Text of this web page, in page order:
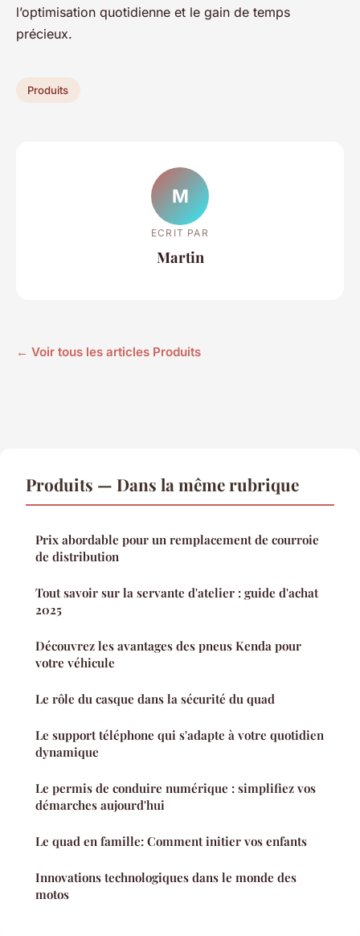
l’optimisation quotidienne et le gain de temps
précieux.
Produits
M
ECRIT PAR
Martin
← Voir tous les articles Produits
Produits — Dans la même rubrique
Prix abordable pour un remplacement de courroie
de distribution
Tout savoir sur la servante d'atelier : guide d'achat
2025
Découvrez les avantages des pneus Kenda pour
votre véhicule
Le rôle du casque dans la sécurité du quad
Le support téléphone qui s'adapte à votre quotidien
dynamique
Le permis de conduire numérique : simplifiez vos
démarches aujourd'hui
Le quad en famille: Comment initier vos enfants
Innovations technologiques dans le monde des
motos